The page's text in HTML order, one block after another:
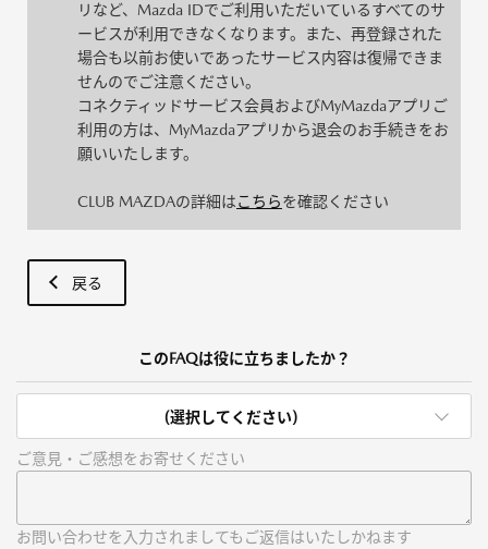
リなど、Mazda IDでご利用いただいているすべてのサ
ービスが利用できなくなります。また、再登録された
場合も以前お使いであったサービス内容は復帰できま
せんのでご注意ください。
コネクティッドサービス会員およびMyMazdaアプリご
利用の方は、MyMazdaアプリから退会のお手続きをお
願いいたします。
CLUB MAZDAの詳細はこちらを確認ください
戻る
このFAQは役に立ちましたか？
(選択してください)
ご意見・ご感想をお寄せください
お問い合わせを入力されましてもご返信はいたしかねます